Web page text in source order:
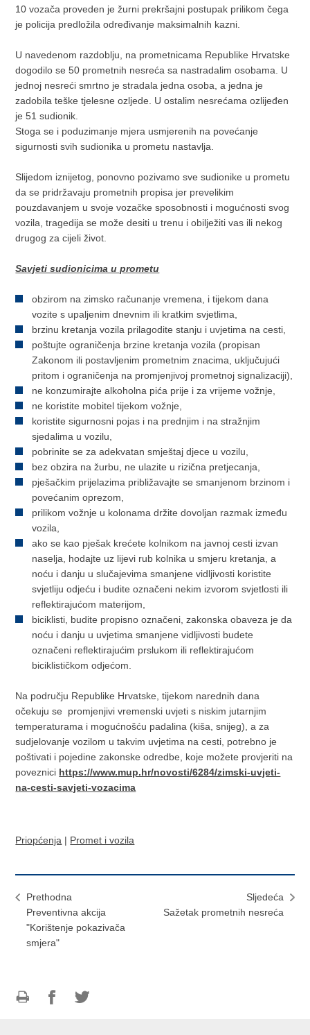
10 vozača proveden je žurni prekršajni postupak prilikom čega
je policija predložila određivanje maksimalnih kazni.
U navedenom razdoblju, na prometnicama Republike Hrvatske
dogodilo se 50 prometnih nesreća sa nastradalim osobama. U
jednoj nesreći smrtno je stradala jedna osoba, a jedna je
zadobila teške tjelesne ozljede. U ostalim nesrećama ozlijeđen
je 51 sudionik.
Stoga se i poduzimanje mjera usmjerenih na povećanje
sigurnosti svih sudionika u prometu nastavlja.
Slijedom iznijetog, ponovno pozivamo sve sudionike u prometu
da se pridržavaju prometnih propisa jer prevelikim
pouzdavanjem u svoje vozačke sposobnosti i mogućnosti svog
vozila, tragedija se može desiti u trenu i obilježiti vas ili nekog
drugog za cijeli život.
Savjeti sudionicima u prometu
obzirom na zimsko računanje vremena, i tijekom dana
vozite s upaljenim dnevnim ili kratkim svjetlima,
brzinu kretanja vozila prilagodite stanju i uvjetima na cesti,
poštujte ograničenja brzine kretanja vozila (propisan
Zakonom ili postavljenim prometnim znacima, uključujući
pritom i ograničenja na promjenjivoj prometnoj signalizaciji),
ne konzumirajte alkoholna pića prije i za vrijeme vožnje,
ne koristite mobitel tijekom vožnje,
koristite sigurnosni pojas i na prednjim i na stražnjim
sjedalima u vozilu,
pobrinite se za adekvatan smještaj djece u vozilu,
bez obzira na žurbu, ne ulazite u rizična pretjecanja,
pješačkim prijelazima približavajte se smanjenom brzinom i
povećanim oprezom,
prilikom vožnje u kolonama držite dovoljan razmak između
vozila,
ako se kao pješak krećete kolnikom na javnoj cesti izvan
naselja, hodajte uz lijevi rub kolnika u smjeru kretanja, a
noću i danju u slučajevima smanjene vidljivosti koristite
svjetliju odjeću i budite označeni nekim izvorom svjetlosti ili
reflektirajućom materijom,
biciklisti, budite propisno označeni, zakonska obaveza je da
noću i danju u uvjetima smanjene vidljivosti budete
označeni reflektirajućim prslukom ili reflektirajućom
biciklističkom odjećom.
Na području Republike Hrvatske, tijekom narednih dana
očekuju se promjenjivi vremenski uvjeti s niskim jutarnjim
temperaturama i mogućnošću padalina (kiša, snijeg), a za
sudjelovanje vozilom u takvim uvjetima na cesti, potrebno je
poštivati i pojedine zakonske odredbe, koje možete provjeriti na
poveznici https://www.mup.hr/novosti/6284/zimski-uvjeti-
na-cesti-savjeti-vozacima
Priopćenja | Promet i vozila
Prethodna
Preventivna akcija
"Korištenje pokazivača
smjera"
Sljedeća
Sažetak prometnih nesreća